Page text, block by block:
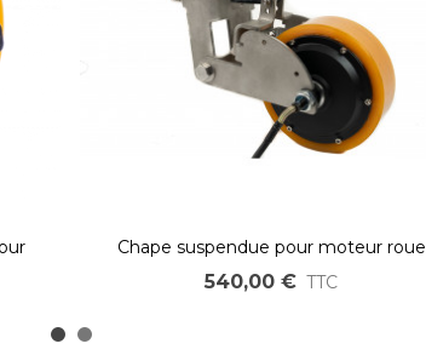
Chape suspendue pour moteur roue
électrique industriel
540,00 € TTC